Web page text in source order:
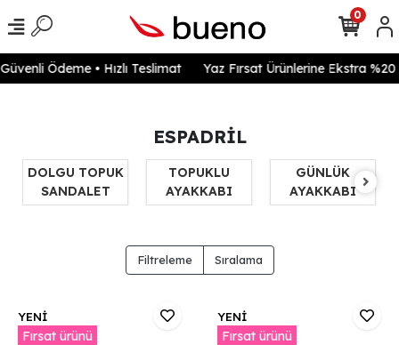
Ödeme • Hızlı Teslimat Yaz Fırsat Ürünlerine Ekstra %20
0
ESPADRİL
DOLGU TOPUK
SANDALET
TOPUKLU
AYAKKABI
GÜNLÜK
AYAKKABI
Filtreleme Sıralama
YENİ
Fırsat ürünü
YENİ
Fırsat ürünü